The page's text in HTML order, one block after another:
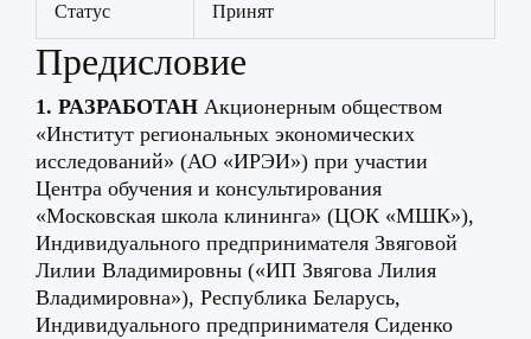
Статус Принят
Предисловие
1. РАЗРАБОТАН Акционерным обществом
«Институт региональных экономических
исследований» (АО «ИРЭИ») при участии
Центра обучения и консультирования
«Московская школа клининга» (ЦОК «МШК»),
Индивидуального предпринимателя Звяговой
Лилии Владимировны («ИП Звягова Лилия
Владимировна»), Республика Беларусь,
Индивидуального предпринимателя Сиденко